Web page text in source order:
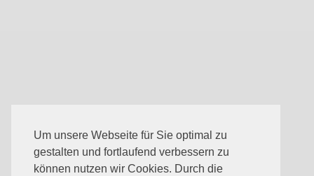
Um unsere Webseite für Sie optimal zu
gestalten und fortlaufend verbessern zu
können nutzen wir Cookies. Durch die